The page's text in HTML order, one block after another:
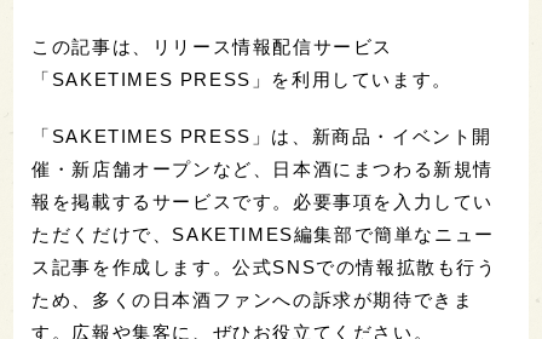
この記事は、リリース情報配信サービス
「SAKETIMES PRESS」を利用しています。
「SAKETIMES PRESS」は、新商品・イベント開
催・新店舗オープンなど、日本酒にまつわる新規情
報を掲載するサービスです。必要事項を入力してい
ただくだけで、SAKETIMES編集部で簡単なニュー
ス記事を作成します。公式SNSでの情報拡散も行う
ため、多くの日本酒ファンへの訴求が期待できま
す。広報や集客に、ぜひお役立てください。